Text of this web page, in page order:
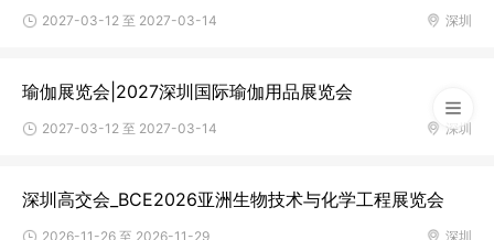
深圳
2027-03-12 至 2027-03-14
瑜伽展览会|2027深圳国际瑜伽用品展览会
深圳
2027-03-12 至 2027-03-14
深圳高交会_BCE2026亚洲生物技术与化学工程展览会
深圳
2026-11-26 至 2026-11-29